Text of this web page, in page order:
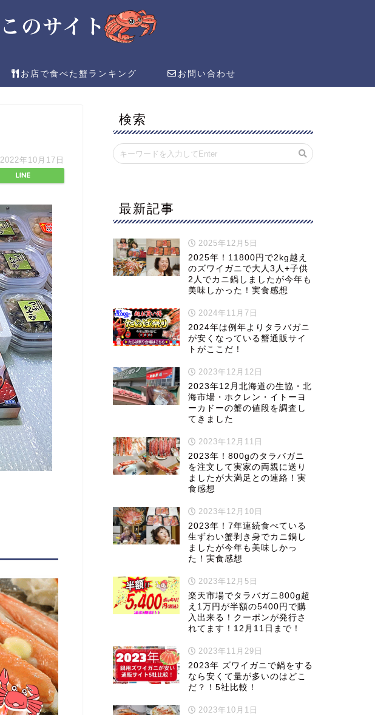
お店で食べた蟹ランキング お問い合わせ
2022年10月17日
検索
最新記事
2025年12月5日
2025年！11800円で2kg越え
のズワイガニで大人3人+子供
2人でカニ鍋しましたが今年も
美味しかった！実食感想
2024年11月7日
2024年は例年よりタラバガニ
が安くなっている蟹通販サイ
トがここだ！
2023年12月12日
2023年12月北海道の生協・北
海市場・ホクレン・イトーヨ
ーカドーの蟹の値段を調査し
てきました
2023年12月11日
2023年！800gのタラバガニ
を注文して実家の両親に送り
ましたが大満足との連絡！実
食感想
2023年12月10日
2023年！7年連続食べている
生ずわい蟹剥き身でカニ鍋し
ましたが今年も美味しかっ
た！実食感想
2023年12月5日
楽天市場でタラバガニ800g超
え1万円が半額の5400円で購
入出来る！クーポンが発行さ
れてます！12月11日まで！
2023年11月29日
2023年 ズワイガニで鍋をする
なら安くて量が多いのはどこ
だ？！5社比較！
2023年10月1日